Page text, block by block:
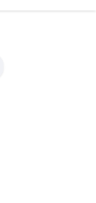
Guangdong